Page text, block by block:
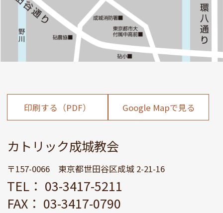
カトリック成城教会
〒157-0066 東京都世田谷区成城 2-21-16
TEL： 03-3417-5211
FAX： 03-3417-0790
印刷する（PDF） Google Mapで見る